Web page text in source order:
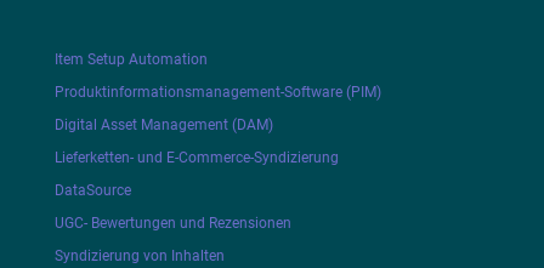
Item Setup Automation
Produktinformationsmanagement-Software (PIM)
Digital Asset Management (DAM)
Lieferketten- und E-Commerce-Syndizierung
DataSource
UGC- Bewertungen und Rezensionen
Syndizierung von Inhalten